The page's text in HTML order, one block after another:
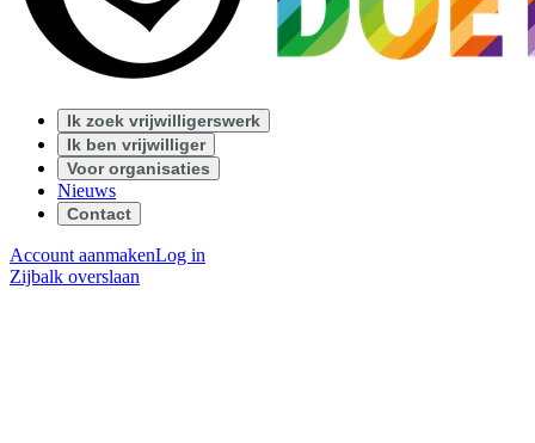
Ik zoek vrijwilligerswerk
Ik ben vrijwilliger
Voor organisaties
Nieuws
Contact
Account aanmakenLog in
Zijbalk overslaan